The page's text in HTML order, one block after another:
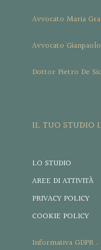
Avvocato Maria
Avvocato
Dottor Pietro De
IL TUO STUDIO
LO STUDIO
AREE DI ATTIVITÀ
PRIVACY POLICY
COOKIE POLICY
Informativa GDPR .